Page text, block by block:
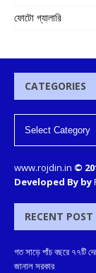
ফোটো গ্যালারি
CATEGORIES
www.rojdin.in ©
Developed By by
RECENT POST
গত সাড়ে পাঁচ বছরে ৭৭টি
জানাল সরকার